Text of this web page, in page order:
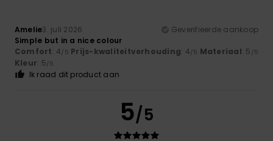
Amelie3. juli 2026
Geverifieerde aankoop
Simple but in a nice colour
Comfort: 4/5 Prijs-kwaliteitverhouding: 4/5 Materiaal: 5 /5
Kleur: 5/5
Ik raad dit product aan
5/5